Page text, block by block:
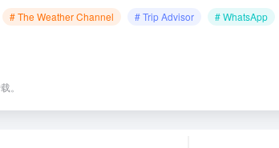
# The Weather Channel # Trip Advisor # WhatsApp
。